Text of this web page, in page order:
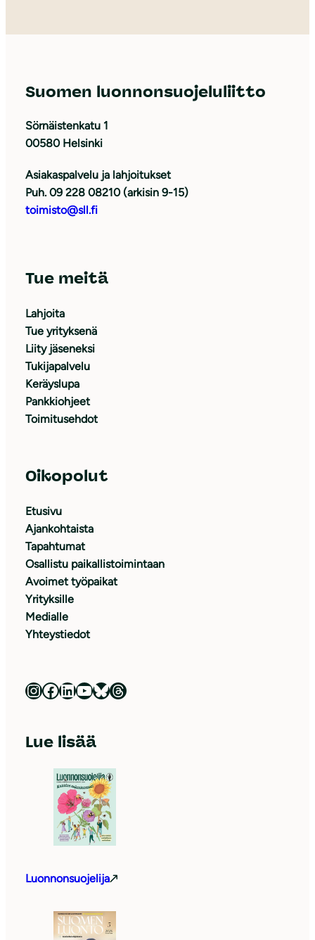
Suomen luonnonsuojeluliitto
Sörnäistenkatu 1
00580 Helsinki
Asiakaspalvelu ja lahjoitukset
Puh. 09 228 08210 (arkisin 9-15)
toimisto@sll.fi
Tue meitä
Lahjoita
Tue yrityksenä
Liity jäseneksi
Tukijapalvelu
Keräyslupa
Pankkiohjeet
Toimitusehdot
Oikopolut
Etusivu
Ajankohtaista
Tapahtumat
Osallistu paikallistoimintaan
Avoimet työpaikat
Yrityksille
Medialle
Yhteystiedot
Luonnonsuojeluliitto Instagramissa Luonnonsuojeluliitto Facebookissa Luonnonsuojeluliitto LinkedInissä Luonnonsuojeluliiton YouTube-kanava Luonnonsuojeluliitto Blueskyssa Luonnonsuojeluliitto Threadsissa
Lue lisää
Luonnonsuojelija